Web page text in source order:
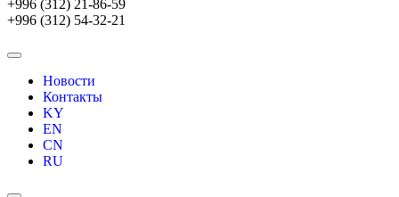
+996 (312) 21-86-59
+996 (312) 54-32-21
Новости
Контакты
KY
EN
CN
RU